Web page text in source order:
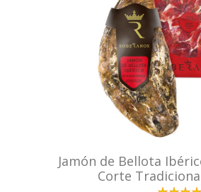
Jamón de Bellota
Corte